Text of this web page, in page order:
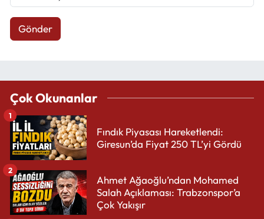
Gönder
Çok Okunanlar
Fındık Piyasası Hareketlendi:
Giresun’da Fiyat 250 TL’yi Gördü
1
Ahmet Ağaoğlu’ndan Mohamed
Salah Açıklaması: Trabzonspor’a
Çok Yakışır
2